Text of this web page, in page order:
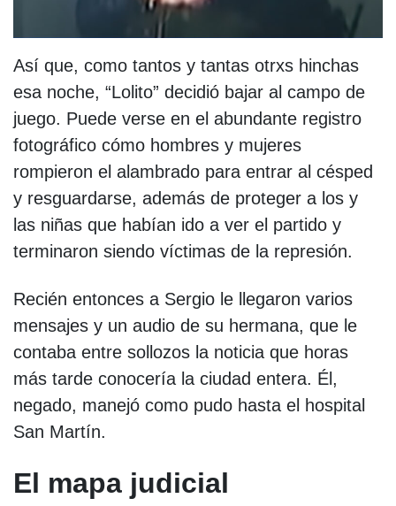
Así que, como tantos y tantas otrxs hinchas
esa noche, “Lolito” decidió bajar al campo de
juego. Puede verse en el abundante registro
fotográfico cómo hombres y mujeres
rompieron el alambrado para entrar al césped
y resguardarse, además de proteger a los y
las niñas que habían ido a ver el partido y
terminaron siendo víctimas de la represión.
Recién entonces a Sergio le llegaron varios
mensajes y un audio de su hermana, que le
contaba entre sollozos la noticia que horas
más tarde conocería la ciudad entera. Él,
negado, manejó como pudo hasta el hospital
San Martín.
El mapa judicial